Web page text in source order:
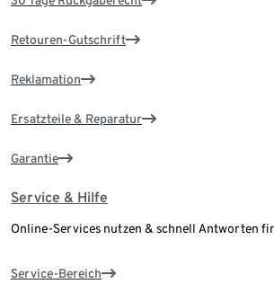
Retouren-Gutschrift
Reklamation
Ersatzteile & Reparatur
Garantie
Service & Hilfe
Online-Services nutzen & schnell Antworten
Service-Bereich